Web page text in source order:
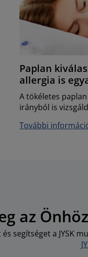
Paplan
allergia is
A tökéletes
irányból is
További
az
segítséget a JYSK